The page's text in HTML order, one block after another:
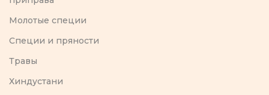
Молотые специи
Специи и пряности
Травы
Хиндустани